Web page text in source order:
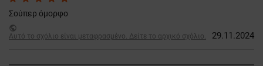
Σούπερ όμορφο
public
Αυτό το σχόλιο είναι μεταφρασμένο. Δείτε το αρχικό σχόλιο.
29.11.2024